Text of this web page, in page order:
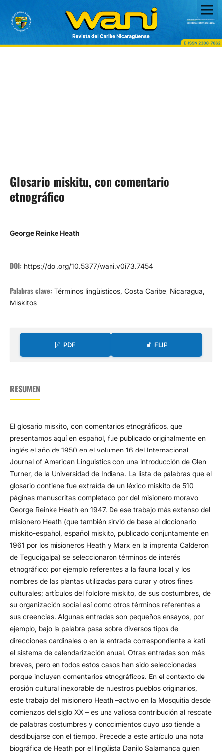
Glosario miskitu, con comentario
etnográfico
George Reinke Heath
DOI: https://doi.org/10.5377/wani.v0i73.7454
Palabras clave: Términos lingüisticos, Costa Caribe, Nicaragua,
Miskitos
PDF FLIP
RESUMEN
El glosario miskito, con comentarios etnográficos, que
presentamos aquí en español, fue publicado originalmente en
inglés el año de 1950 en el volumen 16 del Internacional
Journal of American Linguistics con una introducción de Glen
Turner, de la Universidad de Indiana. La lista de palabras que el
glosario contiene fue extraída de un léxico miskito de 510
páginas manuscritas completado por del misionero moravo
George Reinke Heath en 1947. De ese trabajo más extenso del
misionero Heath (que también sirvió de base al diccionario
miskito-español, español miskito, publicado conjuntamente en
1961 por los misioneros Heath y Marx en la imprenta Calderon
de Tegucigalpa) se seleccionaron términos de interés
etnográfico: por ejemplo referentes a la fauna local y los
nombres de las plantas utilizadas para curar y otros fines
culturales; artículos del folclore miskito, de sus costumbres, de
su organización social así como otros términos referentes a
sus creencias. Algunas entradas son pequeños ensayos, por
ejemplo, bajo la palabra pasa sobre diversos tipos de
direcciones cardinales o en la entrada correspondiente a kati
el sistema de calendarización anual. Otras entradas son más
breves, pero en todos estos casos han sido seleccionadas
porque incluyen comentarios etnográficos. En el contexto de
erosión cultural inexorable de nuestros pueblos originarios,
este trabajo del misionero Heath –activo en la Mosquitia desde
comienzos del siglo XX – es una valiosa contribución al rescate
de palabras costumbres y conocimientos cuyo uso tiende a
desdibujarse con el tiempo. Precede a este artículo una nota
biográfica de Heath por el lingüista Danilo Salamanca quien